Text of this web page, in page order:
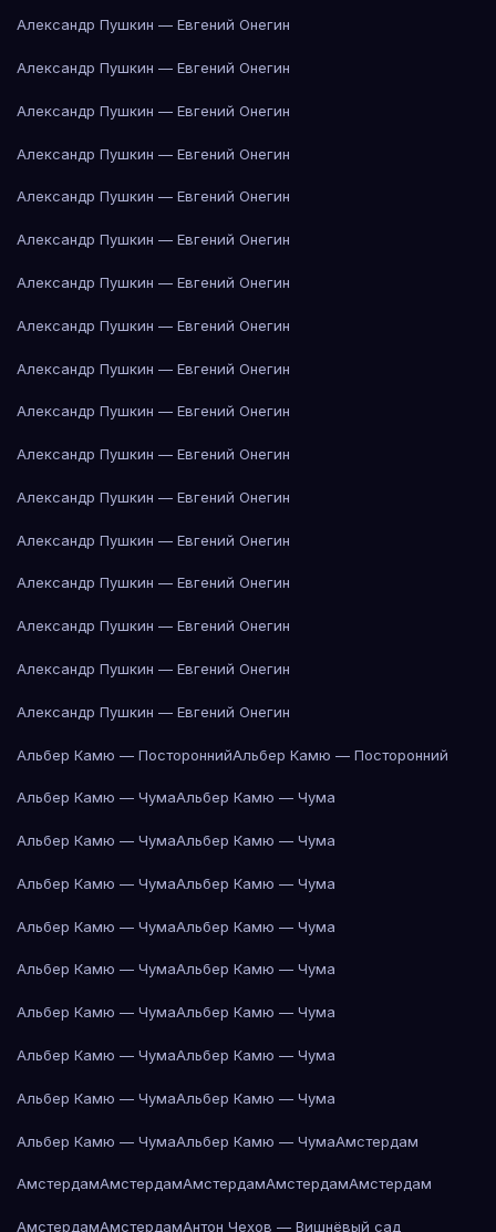
Александр Пушкин — Евгений Онегин
Александр Пушкин — Евгений Онегин
Александр Пушкин — Евгений Онегин
Александр Пушкин — Евгений Онегин
Александр Пушкин — Евгений Онегин
Александр Пушкин — Евгений Онегин
Александр Пушкин — Евгений Онегин
Александр Пушкин — Евгений Онегин
Александр Пушкин — Евгений Онегин
Александр Пушкин — Евгений Онегин
Александр Пушкин — Евгений Онегин
Александр Пушкин — Евгений Онегин
Александр Пушкин — Евгений Онегин
Александр Пушкин — Евгений Онегин
Александр Пушкин — Евгений Онегин
Александр Пушкин — Евгений Онегин
Александр Пушкин — Евгений Онегин
Альбер Камю — ПостороннийАльбер Камю — Посторонний
Альбер Камю — ЧумаАльбер Камю — Чума
Альбер Камю — ЧумаАльбер Камю — Чума
Альбер Камю — ЧумаАльбер Камю — Чума
Альбер Камю — ЧумаАльбер Камю — Чума
Альбер Камю — ЧумаАльбер Камю — Чума
Альбер Камю — ЧумаАльбер Камю — Чума
Альбер Камю — ЧумаАльбер Камю — Чума
Альбер Камю — ЧумаАльбер Камю — Чума
Альбер Камю — ЧумаАльбер Камю — ЧумаАмстердам
АмстердамАмстердамАмстердамАмстердамАмстердам
АмстердамАмстердамАнтон Чехов — Вишнёвый сад